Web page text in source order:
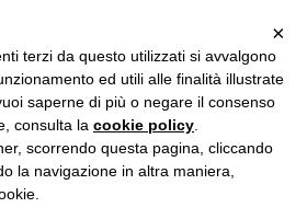
×
terzi da questo utilizzati si avvalgono
ed utili alle finalità illustrate
saperne di più o negare il consenso
consulta la cookie policy
scorrendo questa pagina, cliccando
la navigazione in altra maniera,